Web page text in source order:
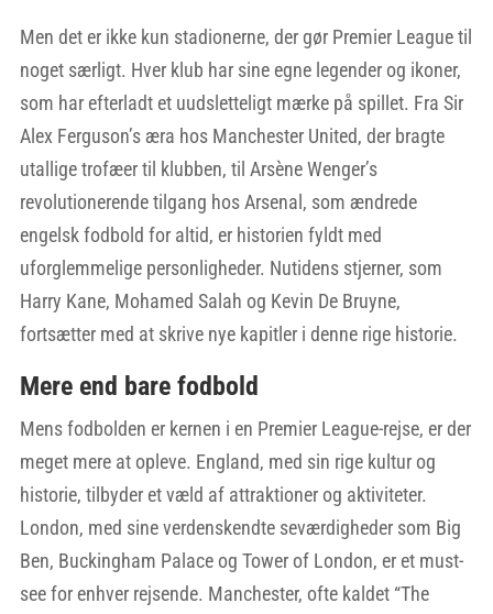
Men det er ikke kun stadionerne, der gør Premier League til
noget særligt. Hver klub har sine egne legender og ikoner,
som har efterladt et uudsletteligt mærke på spillet. Fra Sir
Alex Ferguson’s æra hos Manchester United, der bragte
utallige trofæer til klubben, til Arsène Wenger’s
revolutionerende tilgang hos Arsenal, som ændrede
engelsk fodbold for altid, er historien fyldt med
uforglemmelige personligheder. Nutidens stjerner, som
Harry Kane, Mohamed Salah og Kevin De Bruyne,
fortsætter med at skrive nye kapitler i denne rige historie.
Mere end bare fodbold
Mens fodbolden er kernen i en Premier League-rejse, er der
meget mere at opleve. England, med sin rige kultur og
historie, tilbyder et væld af attraktioner og aktiviteter.
London, med sine verdenskendte seværdigheder som Big
Ben, Buckingham Palace og Tower of London, er et must-
see for enhver rejsende. Manchester, ofte kaldet “The